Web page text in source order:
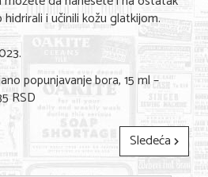
i učinili kožu glatkijom.
popunjavanje bora, 15 ml –
RSD
Sledeća